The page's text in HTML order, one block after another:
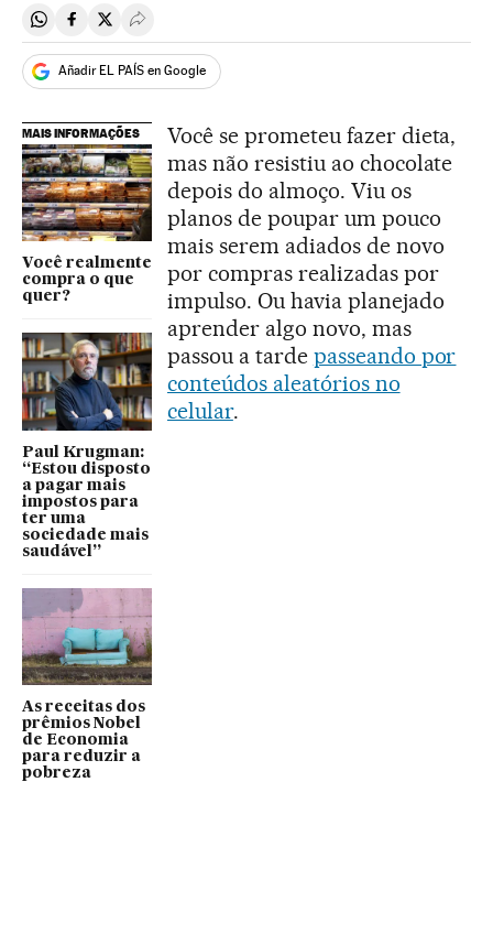
Compartir en Whatsapp
Compartir en Facebook
Compartir en Twitter
Desplegar Redes Sociales
Añadir EL PAÍS en Google
MAIS INFORMAÇÕES
Você realmente
compra o que
quer?
Paul Krugman:
“Estou disposto
a pagar mais
impostos para
ter uma
sociedade mais
saudável”
As receitas dos
prêmios Nobel
de Economia
para reduzir a
pobreza
Você se prometeu fazer dieta,
mas não resistiu ao chocolate
depois do almoço. Viu os
planos de poupar um pouco
mais serem adiados de novo
por compras realizadas por
impulso. Ou havia planejado
aprender algo novo, mas
passou a tarde passeando por
conteúdos aleatórios no
celular.